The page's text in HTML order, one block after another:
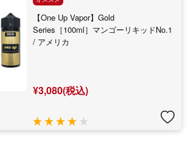
【One Up Vapor】Gold
Series［100ml］マンゴーリキッドNo.1
/ アメリカ
¥3,080(税込)